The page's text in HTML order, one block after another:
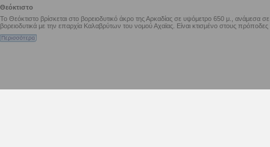
Θεόκτιστο
Το Θεόκτιστο βρίσκεται στο βορειοδυτικό άκρο της Αρκαδίας σε υψόμετρο 650 μ., ανάμεσα
βορειοδυτικά με την επαρχία Καλαβρύτων του νομού Αχαϊας. Είναι κτισμένο στους